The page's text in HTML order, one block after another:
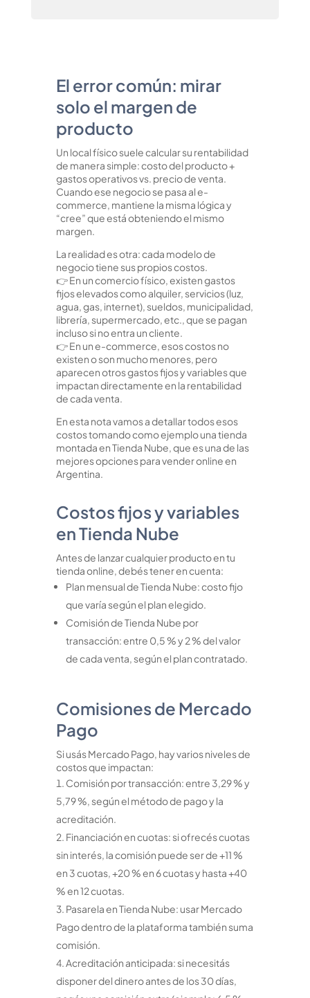
El error común: mirar
solo el margen de
producto
Un local físico suele calcular su rentabilidad
de manera simple: costo del producto +
gastos operativos vs. precio de venta.
Cuando ese negocio se pasa al e-
commerce, mantiene la misma lógica y
“cree” que está obteniendo el mismo
margen.
La realidad es otra: cada modelo de
negocio tiene sus propios costos.
👉 En un comercio físico, existen gastos
fijos elevados como alquiler, servicios (luz,
agua, gas, internet), sueldos, municipalidad,
librería, supermercado, etc., que se pagan
incluso si no entra un cliente.
👉 En un e-commerce, esos costos no
existen o son mucho menores, pero
aparecen otros gastos fijos y variables que
impactan directamente en la rentabilidad
de cada venta.
En esta nota vamos a detallar todos esos
costos tomando como ejemplo una tienda
montada en Tienda Nube, que es una de las
mejores opciones para vender online en
Argentina.
Costos fijos y variables
en Tienda Nube
Antes de lanzar cualquier producto en tu
tienda online, debés tener en cuenta:
Plan mensual de Tienda Nube: costo fijo
que varía según el plan elegido.
Comisión de Tienda Nube por
transacción: entre 0,5 % y 2 % del valor
de cada venta, según el plan contratado.
Comisiones de Mercado
Pago
Si usás Mercado Pago, hay varios niveles de
costos que impactan:
Comisión por transacción: entre 3,29 % y
5,79 %, según el método de pago y la
acreditación.
Financiación en cuotas: si ofrecés cuotas
sin interés, la comisión puede ser de +11 %
en 3 cuotas, +20 % en 6 cuotas y hasta +40
% en 12 cuotas.
Pasarela en Tienda Nube: usar Mercado
Pago dentro de la plataforma también suma
comisión.
Acreditación anticipada: si necesitás
disponer del dinero antes de los 30 días,